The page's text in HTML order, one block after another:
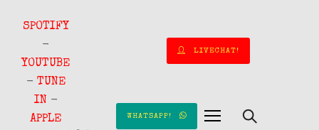
SPOTIFY
-
YOUTUBE
- TUNE
IN -
APPLE
LIVECHAT!
WHATSAPP!